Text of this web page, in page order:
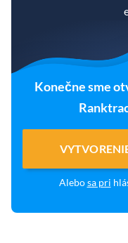
Konečne sme
Alebosa pri